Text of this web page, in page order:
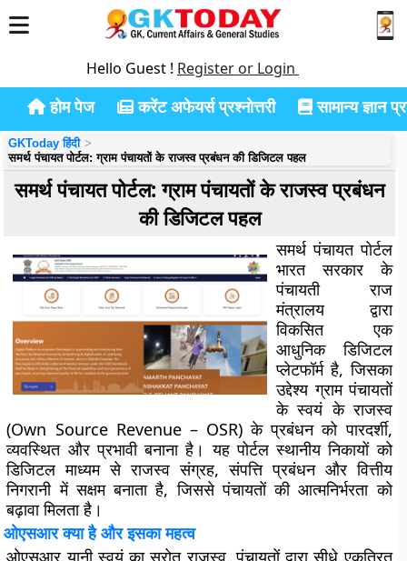
Hello Guest ! Register or Login
होम पेज करेंट अफेयर्स प्रश्नोत्तरी सामान्य ज्ञान
GKToday हिंदी
समर्थ पंचायत पोर्टल: ग्राम पंचायतों के राजस्व प्रबंधन की डिजिटल पहल
समर्थ पंचायत पोर्टल: ग्राम पंचायतों के राजस्व प्रबंधन
की डिजिटल पहल
समर्थ पंचायत पोर्टल
भारत सरकार के
पंचायती राज
मंत्रालय द्वारा
विकसित एक
आधुनिक डिजिटल
प्लेटफॉर्म है, जिसका
उद्देश्य ग्राम पंचायतों
के स्वयं के राजस्व
(Own Source Revenue – OSR) के प्रबंधन को पारदर्शी,
व्यवस्थित और प्रभावी बनाना है। यह पोर्टल स्थानीय निकायों को
डिजिटल माध्यम से राजस्व संग्रह, संपत्ति प्रबंधन और वित्तीय
निगरानी में सक्षम बनाता है, जिससे पंचायतों की आत्मनिर्भरता को
बढ़ावा मिलता है।
ओएसआर क्या है और इसका महत्व
ओएसआर यानी स्वयं का स्रोत राजस्व, पंचायतों द्वारा सीधे एकत्रित